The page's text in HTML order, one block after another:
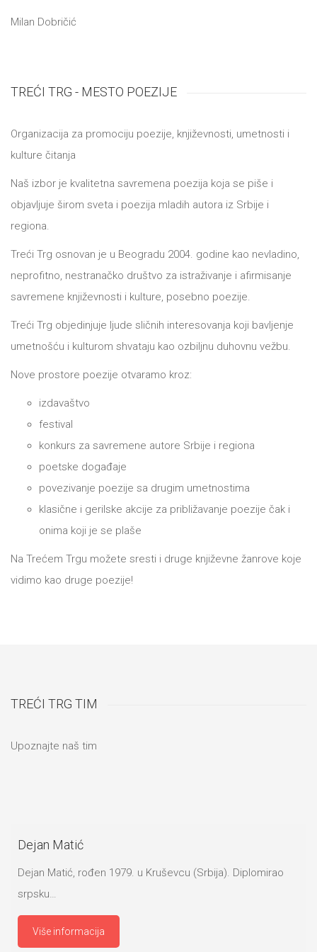
12/19+
se!
Poezija!
Milаn Dobričić
TREĆI TRG - MESTO POEZIJE
Organizacija za promociju poezije, književnosti, umetnosti i
kulture čitanja
Naš izbor je kvalitetna savremena poezija koja se piše i
objavljuje širom sveta i poezija mladih autora iz Srbije i
regiona.
Treći Trg osnovan je u Beogradu 2004. godine kao nevladino,
neprofitno, nestranačko društvo za istraživanje i afirmisanje
savremene književnosti i kulture, posebno poezije.
Treći Trg objedinjuje ljude sličnih interesovanja koji bavljenje
umetnošću i kulturom shvataju kao ozbiljnu duhovnu vežbu.
Nove prostore poezije otvaramo kroz:
izdavaštvo
festival
konkurs za savremene autore Srbije i regiona
poetske događaje
povezivanje poezije sa drugim umetnostima
klasične i gerilske akcije za približavanje poezije čak i
onima koji je se plaše
Na Trećem Trgu možete sresti i druge književne žanrove koje
vidimo kao druge poezije!
TREĆI TRG TIM
Upoznajte naš tim
Dejan Matić
Dejan Matić, rođen 1979. u Kruševcu (Srbija). Diplomirao
srpsku…
Više informacija